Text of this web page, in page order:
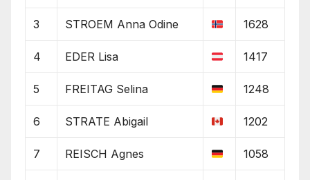
3 STROEM Anna Odine 1628
4 EDER Lisa 1417
5 FREITAG Selina 1248
6 STRATE Abigail 1202
7 REISCH Agnes 1058